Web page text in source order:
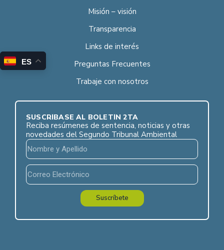
Misión – visión
Transparencia
Links de interés
Preguntas Frecuentes
Trabaje con nosotros
SUSCRÍBASE AL BOLETÍN 2TA
Reciba resúmenes de sentencia, noticias y otras
novedades del Segundo Tribunal Ambiental
Suscríbete
ES